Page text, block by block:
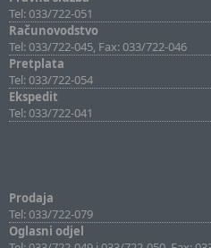
Tel: 033/722-051
Računovodstvo
Tel: 033/722-045, Fax: 033/722-046
Pretplata
Tel: 033/722-054
Ekspedit
Tel: 033/722-041
Prodaja
Tel: 033/722-079
Oglasni odjel